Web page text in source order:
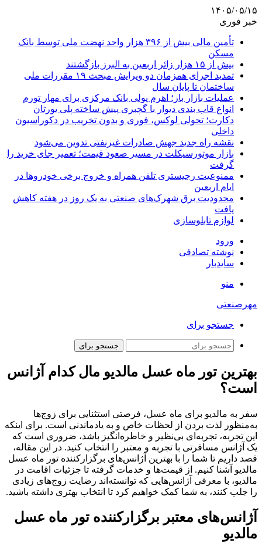
۱۴۰۵/۰۵/۱۵
خبر فوری
تأمین مالی بیش از ۳۹۶ هزار واحد نهضت ملی توسط بانک
مسکن
بیش از ۱۵ هزار زائر اربعین به البرز بازگشتند
تمدید اجرای همزمان دو ویرایش مبحث ۱۹ مقررات ملی
ساختمان تا پایان سال
عملیات بازار باز؛ اهرم پولی بانک مرکزی برای مهار تورم
انواع قاب بندی دیوار با گچبری پیش ساخته پلی یورتان
دکارت؛ تحولی لوکس، فوری و بدون تخریب در دکوراسیون
داخلی
نقشه راه جدید جهش صادرات غیرنفتی تدوین می‌شود
بازار موتورسیکلت در مسیر صعود قیمت؛ تعمیر جای خرید را
گرفت
ممنوعیت رجیستری تلفن همراه و خروج برخی خودروها در
ایام اربعین
محدودیت برق شهرک‌های صنعتی به یک روز در هفته کاهش
یافت
لوازم تابلوسازی
ورود
نوشته تصادفی
سایدبار
منو
مهرصنعتی
جستجو برای
جستجو برای
بهترین تور ماه عسل مالدیو مال کدام آژانس
است؟
سفر به مالدیو برای ماه عسل، فرصتی استثنایی برای زوج‌ها
به‌منظور لذت بردن از لحظات خاص و به یادماندنی است. برای اینکه
این تجربه، تجربه‌ای بی‌نظیر و خاطره‌انگیز باشد، ضروری است که
یک آژانس مسافرتی با تجربه و معتبر را انتخاب کنید. در این مقاله،
قصد داریم تا شما را با بهترین آژانس‌های برگزارکننده تور ماه عسل
مالدیو آشنا کنیم. از قیمت‌ها و خدمات گرفته تا جزئیات اقامت در
مالدیو، با معرفی آژانس‌هایی که توانسته‌اند رضایت زوج‌های زیادی
را جلب کنند، به شما کمک خواهیم کرد تا انتخاب بهتری داشته باشید.
آژانس‌های معتبر برگزارکننده تور ماه عسل
مالدیو